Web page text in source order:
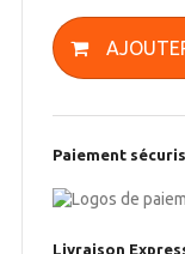
Paiement
Livraison